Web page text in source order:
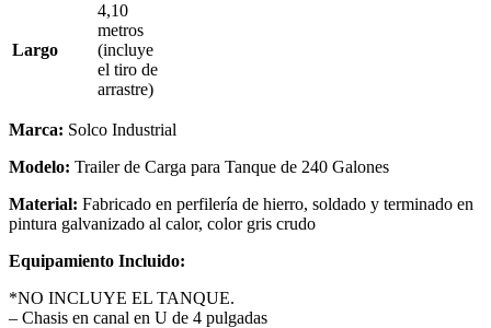
Largo
4,10
metros
(incluye
el tiro de
arrastre)
Marca: Solco Industrial
Modelo: Trailer de Carga para Tanque de 240 Galones
Material: Fabricado en perfilería de hierro, soldado y terminado en
pintura galvanizado al calor, color gris crudo
Equipamiento Incluido:
*NO INCLUYE EL TANQUE.
– Chasis en canal en U de 4 pulgadas